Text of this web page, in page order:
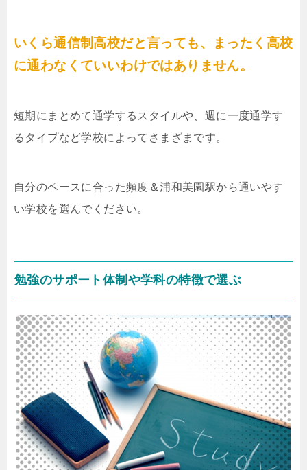
いくら通信制高校だと言っても、まったく高校
に通わなくていいわけではありません。
短期にまとめて通学するスタイルや、週に一度通学す
るタイプなど学校によってさまざまです。
自分のペースに合った頻度＆浦和美園駅から通いやす
い学校を選んでください。
勉強のサポート体制や学科の特徴で選ぶ